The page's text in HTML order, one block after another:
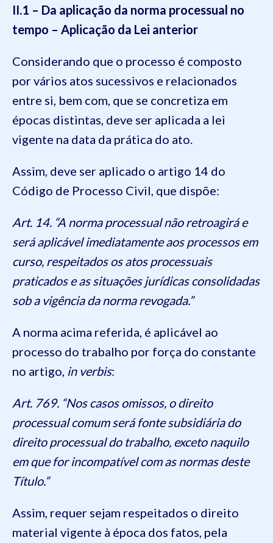
II.1 – Da aplicação da norma processual no
tempo – Aplicação da Lei anterior
Considerando que o processo é composto
por vários atos sucessivos e relacionados
entre si, bem com, que se concretiza em
épocas distintas, deve ser aplicada a lei
vigente na data da prática do ato.
Assim, deve ser aplicado o artigo 14 do
Código de Processo Civil, que dispõe:
Art. 14. “A norma processual não retroagirá e
será aplicável imediatamente aos processos em
curso, respeitados os atos processuais
praticados e as situações jurídicas consolidadas
sob a vigência da norma revogada.”
A norma acima referida, é aplicável ao
processo do trabalho por força do constante
no artigo, in verbis:
Art. 769. “Nos casos omissos, o direito
processual comum será fonte subsidiária do
direito processual do trabalho, exceto naquilo
em que for incompatível com as normas deste
Título.”
Assim, requer sejam respeitados o direito
material vigente à época dos fatos, pela